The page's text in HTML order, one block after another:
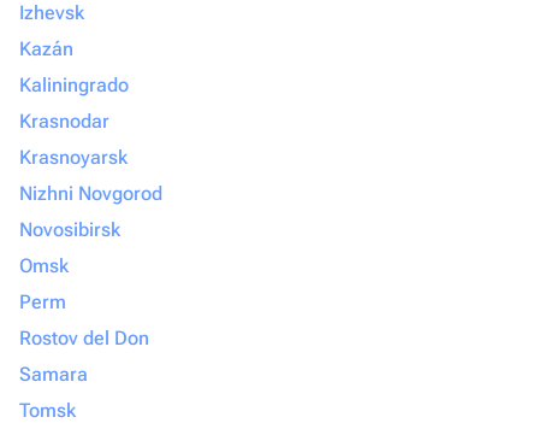
Izhevsk
Kazán
Kaliningrado
Krasnodar
Krasnoyarsk
Nizhni Novgorod
Novosibirsk
Omsk
Perm
Rostov del Don
Samara
Tomsk